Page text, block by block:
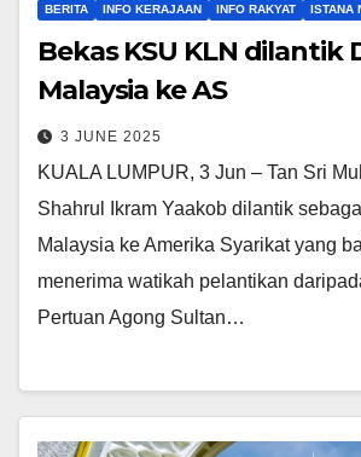
BERITA INFO KERAJAAN INFO RAKYAT ISTANA
Bekas KSU KLN dilantik
Malaysia ke AS
3 JUNE 2025
KUALA LUMPUR, 3 Jun – Tan Sri
Shahrul Ikram Yaakob dilantik
Malaysia ke Amerika Syarikat yang
menerima watikah pelantikan
Pertuan Agong Sultan…